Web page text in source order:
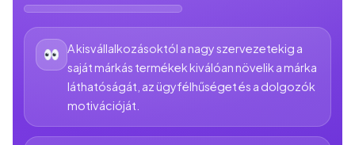
A kisvállalkozásoktól a nagy szervezetekig a
saját márkás termékek kiválóan növelik a márka
láthatóságát, az ügyfélhűséget és a dolgozók
motivációját.